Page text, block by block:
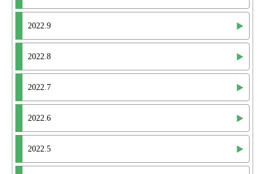
2022.9
2022.8
2022.7
2022.6
2022.5